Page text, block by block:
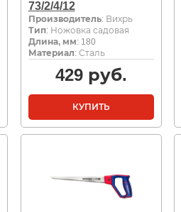
73/2/4/12
Производитель: Вихрь
Тип: Ножовка садовая
Длина, мм: 180
Материал: Сталь
429руб.
КУПИТЬ